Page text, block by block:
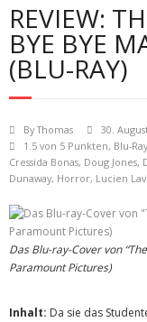
REVIEW:
BYE BYE
(BLU-RAY)
ByThomas 30.
1.5 von 5 Punkten, Blu-Ray
Cressida Bonas, Doug Jones,
Dunaway, Horror, Lucien
Das Blu-ray-Cover von
Paramount Pictures)
Inhalt: Da sie das